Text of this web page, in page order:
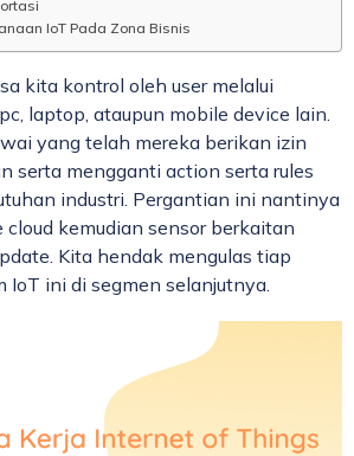
IoT Pada Zona Bisnis
kita kontrol oleh user melalui
laptop, ataupun mobile device lain.
yang telah mereka berikan izin
serta mengganti action serta rules
industri. Pergantian ini nantinya
kemudian sensor berkaitan
Kita hendak mengulas tiap
IoT ini di segmen selanjutnya.